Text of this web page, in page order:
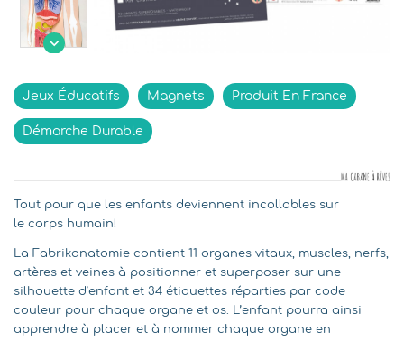

Jeux Éducatifs Magnets Produit En France
Démarche Durable
Tout pour que les enfants deviennent incollables sur
le corps humain!
La Fabrikanatomie contient 11 organes vitaux, muscles, nerfs,
artères et veines à positionner et superposer sur une
silhouette d’enfant et 34 étiquettes réparties par code
couleur pour chaque organe et os. L’enfant pourra ainsi
apprendre à placer et à nommer chaque organe en